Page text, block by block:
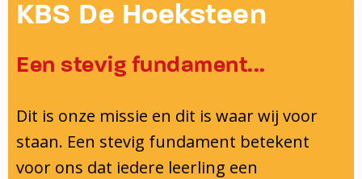
Onderwijsinspectie
KBS De Hoeksteen
Een stevig fundament...
Dit is onze missie en dit is waar wij voor
staan. Een stevig fundament betekent
voor ons dat iedere leerling een